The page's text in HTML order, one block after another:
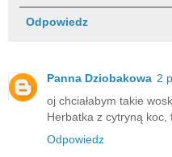
Odpowiedz
Panna Dziobakowa 2
oj chciałabym takie
Herbatka z cytryną koc,
Odpowiedz